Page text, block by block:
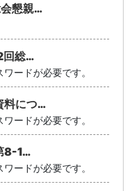
会懇親…
回総…
ードが必要です。
料につ…
ードが必要です。
8-1…
ードが必要です。